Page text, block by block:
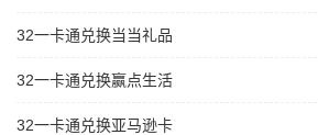
32一卡通兑换当当礼品
32一卡通兑换赢点生活
32一卡通兑换亚马逊卡